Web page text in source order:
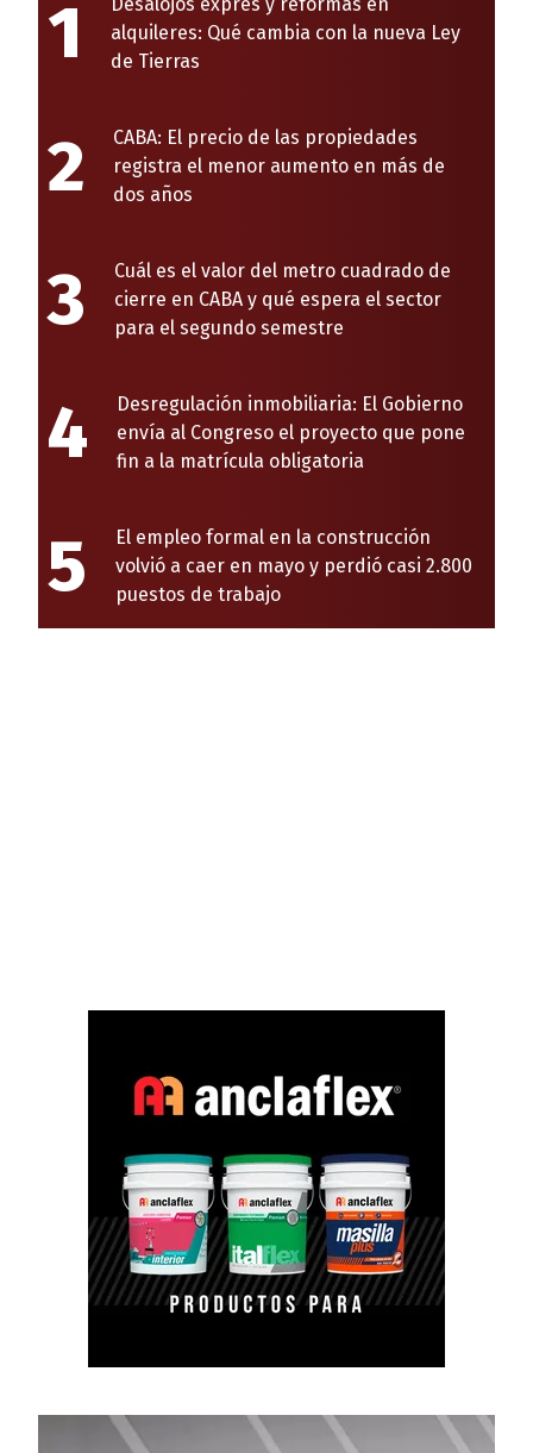
1
Desalojos exprés y reformas en
alquileres: Qué cambia con la nueva Ley
de Tierras
2
CABA: El precio de las propiedades
registra el menor aumento en más de
dos años
3
Cuál es el valor del metro cuadrado de
cierre en CABA y qué espera el sector
para el segundo semestre
4
Desregulación inmobiliaria: El Gobierno
envía al Congreso el proyecto que pone
fin a la matrícula obligatoria
5
El empleo formal en la construcción
volvió a caer en mayo y perdió casi 2.800
puestos de trabajo